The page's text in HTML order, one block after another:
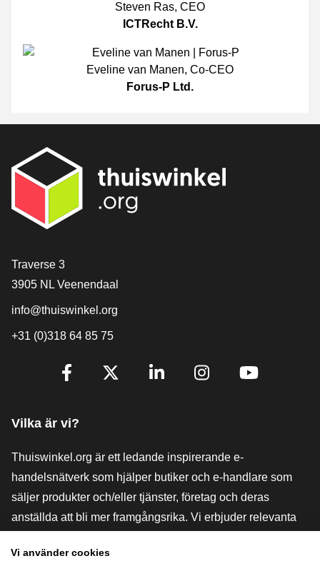
Steven Ras, CEO
ICTRecht B.V.
Eveline van Manen, Co-CEO
Forus-P Ltd.
[_General:Contact]
Traverse 3
3905 NL Veenendaal
info@thuiswinkel.org
+31 (0)318 64 85 75
[_General:SocialMediaTitle]
Vilka är vi?
Thuiswinkel.org är ett ledande inspirerande e-
handelsnätverk som hjälper butiker och e-handlare som
säljer produkter och/eller tjänster, företag och deras
anställda att bli mer framgångsrika. Vi erbjuder relevanta
Thuiswinkel-recensioner, rättsliga medel och rådgivning,
Vi använder cookies